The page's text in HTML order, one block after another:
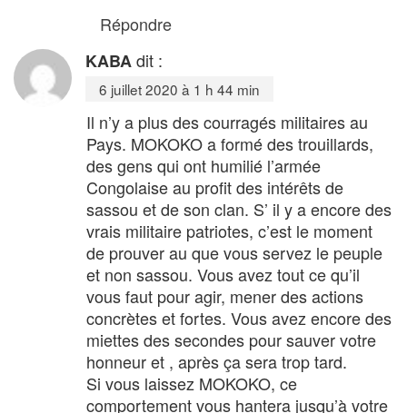
Répondre
KABAdit :
6 juillet 2020 à 1 h 44 min
Il n’y a plus des courragés militaires au
Pays. MOKOKO a formé des trouillards,
des gens qui ont humilié l’armée
Congolaise au profit des intérêts de
sassou et de son clan. S’ il y a encore des
vrais militaire patriotes, c’est le moment
de prouver au que vous servez le peuple
et non sassou. Vous avez tout ce qu’il
vous faut pour agir, mener des actions
concrètes et fortes. Vous avez encore des
miettes des secondes pour sauver votre
honneur et , après ça sera trop tard.
Si vous laissez MOKOKO, ce
comportement vous hantera jusqu’à votre